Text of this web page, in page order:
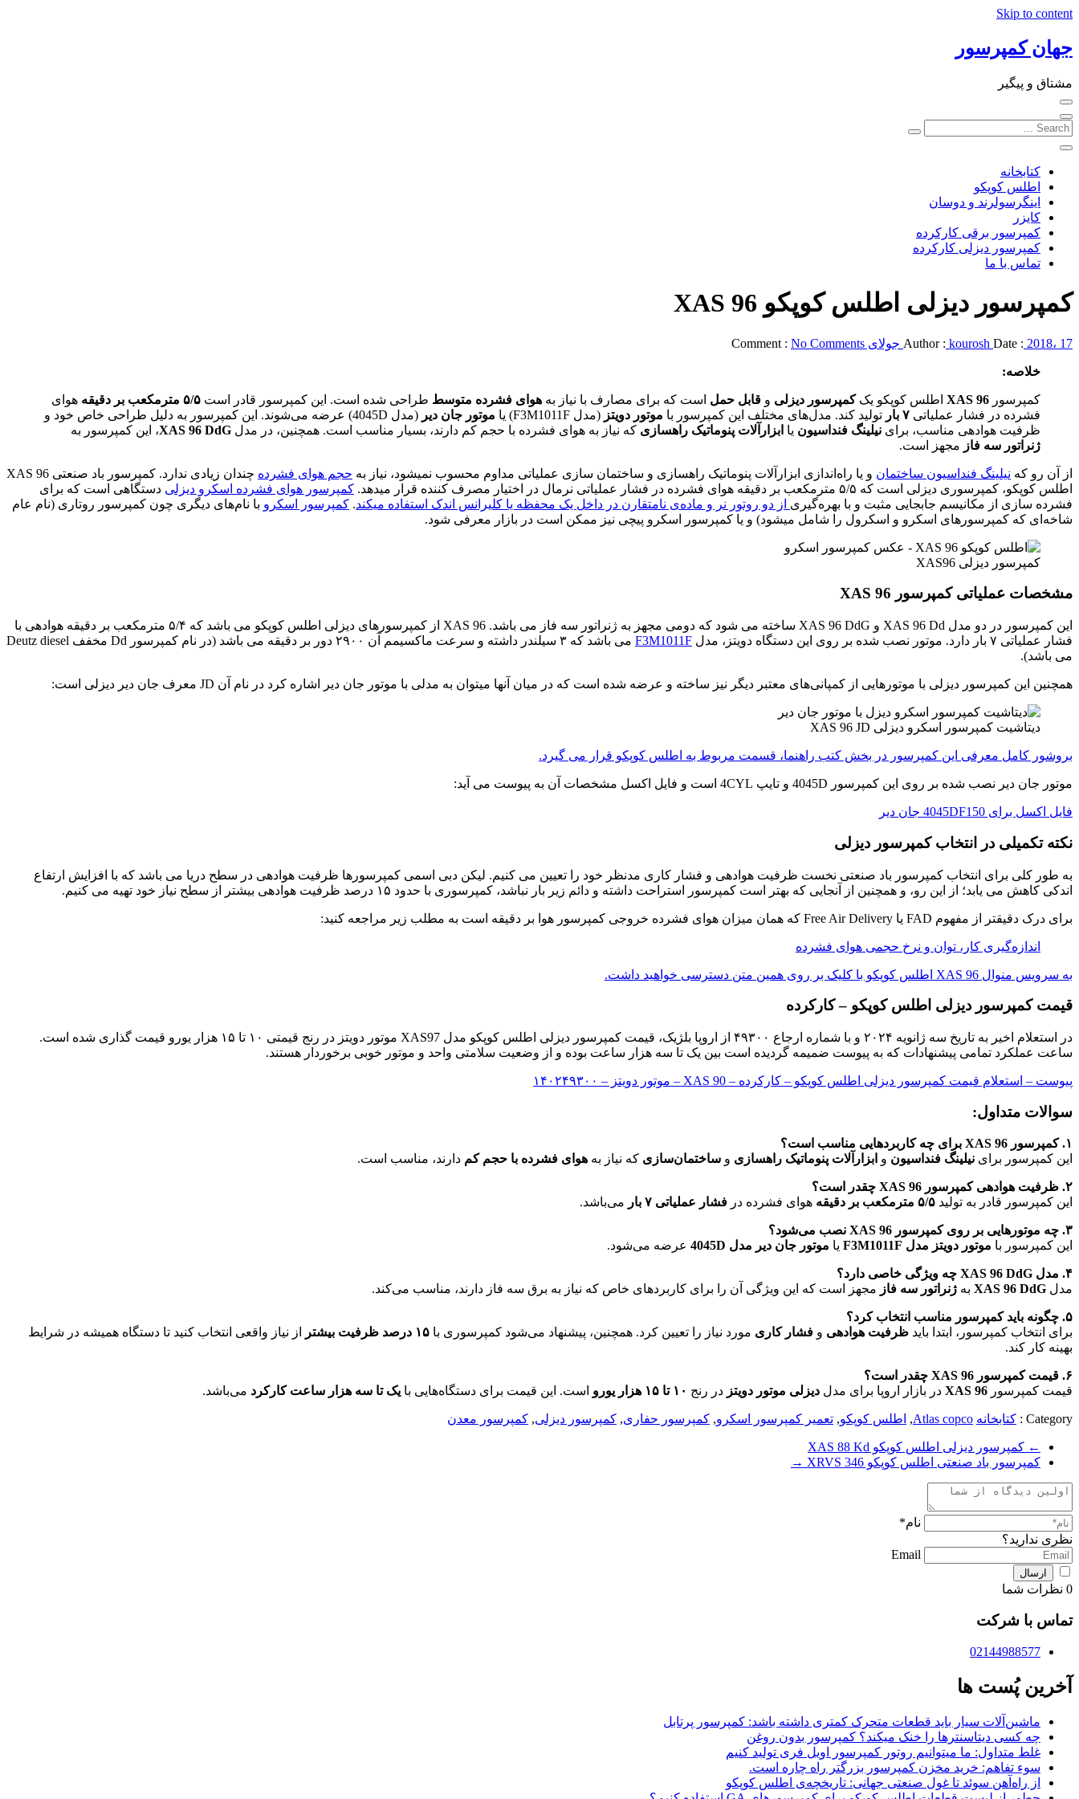
Skip to content
جهان کمپرسور
مشتاق و پیگیر
کتابخانه
اطلس کوپکو
اینگرسولرند و دوسان
کایزر
کمپرسور برقی کارکرده
کمپرسور دیزلی کارکرده
تماس با ما
کمپرسور دیزلی اطلس کوپکو XAS 96
Author : kourosh Date : 2018، 17 جولای Comment : No Comments
خلاصه:
کمپرسور XAS 96 اطلس کوپکو یککمپرسور دیزلی و قابل حمل است که برای مصارف با نیاز به هوای فشرده متوسط طراحی شده است. این کمپرسور قادر است ۵/۵ مترمکعب بر دقیقه
هوای
فشرده در فشار عملیاتی ۷ بار تولید کند. مدل‌های مختلف این کمپرسور با موتور دویتز (مدل F3M1011F) یا موتور جان دیر
(مدل 4045D) عرضه می‌شوند. این کمپرسور به دلیل طراحی خاص خود و
ظرفیت هوادهی مناسب، برای نیلینگ فنداسیون یا ابزارآلات پنوماتیک راهسازی که نیاز به هوای فشرده با حجم کم دارند، بسیار مناسب است. همچنین، در مدل XAS 96 DdG، این کمپرسور به
ژنراتور سه فاز مجهز است.
از آن رو که نیلینگ فنداسیون ساختمان و یا راه‌اندازی ابزارآلات پنوماتیک راهسازی و ساختمان سازی عملیاتی مداوم محسوب نمیشود، نیاز به حجم هوای فشرده
چندان زیادی ندارد. کمپرسور باد صنعتی XAS 96
اطلس کوپکو، کمپرسوری دیزلی است که ۵/۵ مترمکعب بر دقیقه هوای فشرده در فشار عملیاتی نرمال در اختیار مصرف کننده قرار میدهد.
کمپرسور هوای فشرده اسکرو دیزلی دستگاهی است که برای
فشرده سازی از مکانیسم جابجایی مثبت و با بهره‌گیری از دو روتور نر و ماده‌ی نامتقارن در داخل یک محفظه یا کلیرانس اندک استفاده میکند. کمپرسور اسکرو با نام‌های دیگری چون کمپرسور روتاری (نام عام
شاخه‌ای که کمپرسورهای اسکرو و اسکرول را شامل میشود) و یا کمپرسور اسکرو پیچی نیز ممکن است در بازار معرفی شود.
کمپرسور دیزلی XAS96
مشخصات عملیاتی کمپرسور XAS 96
این کمپرسور در دو مدل XAS 96 Dd و XAS 96 DdG ساخته می شود که دومی مجهز به ژنراتور سه فاز می باشد. XAS 96 از کمپرسورهای دیزلی اطلس کوپکو می باشد که ۵/۴ مترمکعب بر دقیقه هوادهی با
فشار عملیاتی ۷ بار دارد. موتور نصب شده بر روی این دستگاه دویتز، مدل
F3M1011F
می باشد که ۳ سیلندر داشته و سرعت ماکسیمم آن ۲۹۰۰ دور بر دقیقه می باشد (در نام کمپرسور Dd مخفف Deutz diesel
می باشد).
همچنین این کمپرسور دیزلی با موتورهایی از کمپانی‌های معتبر دیگر نیز ساخته و عرضه شده است که در میان آنها میتوان به مدلی با موتور جان دیر اشاره کرد در نام آن JD معرف جان دیر دیزلی است:
دیتاشیت کمپرسور اسکرو دیزلی XAS 96 JD
بروشور کامل معرفی این کمپرسور در بخش کتب راهنما،‌ قسمت مربوط به اطلس کوپکو قرار می گیرد.
موتور جان دیر نصب شده بر روی این کمپرسور 4045D و تایپ 4CYL است و فایل اکسل مشخصات آن به پیوست می آید:
فایل اکسل برای 4045DF150 جان دیر
نکته تکمیلی در انتخاب کمپرسور دیزلی
به طور کلی برای انتخاب کمپرسور باد صنعتی نخست ظرفیت هوادهی و فشار کاری مدنظر خود را تعیین می کنیم. لیکن دبی اسمی کمپرسورها ظرفیت هوادهی در سطح دریا می باشد که با افزایش ارتفاع
اندکی کاهش می یابد؛ از این رو، و همچنین از آنجایی که بهتر است کمپرسور استراحت داشته و دائم زیر بار نباشد،‌ کمپرسوری با حدود ۱۵ درصد ظرفیت هوادهی بیشتر از سطح نیاز خود تهیه می کنیم.
برای درک دقیقتر از مفهوم FAD یا Free Air Delivery که همان میزان هوای فشرده خروجی کمپرسور هوا بر دقیقه است به مطلب زیر مراجعه کنید:
اندازه‌گیری کار، توان و نرخ حجمی هوای فشرده
به سرویس منوال XAS 96 اطلس کوپکو با کلیک بر روی همین متن دسترسی خواهید داشت.
قیمت کمپرسور دیزلی اطلس کوپکو – کارکرده
در استعلام اخیر به تاریخ سه ژانویه ۲۰۲۴ و با شماره‌ ارجاع ۴۹۳۰۰ از اروپا بلژیک، قیمت کمپرسور دیزلی اطلس کوپکو مدل XAS97 موتور دویتز در رنج قیمتی ۱۰ تا ۱۵ هزار یورو قیمت گذاری شده است.
ساعت عملکرد تمامی پیشنهادات که به پیوست ضمیمه گردیده است بین یک تا سه هزار ساعت بوده و از وضعیت سلامتی واحد و موتور خوبی برخوردار هستند.
پیوست – استعلام قیمت کمپرسور دیزلی اطلس کوپکو – کارکرده – XAS 90 – موتور دویتز – ۱۴۰۲۴۹۳۰۰
سوالات متداول:
۱. کمپرسور XAS 96 برای چه کاربردهایی مناسب است؟
این کمپرسور برای نیلینگ فنداسیون و ابزارآلات پنوماتیک راهسازی و ساختمان‌سازی که نیاز به هوای فشرده با حجم کم دارند، مناسب است.
۲. ظرفیت هوادهی کمپرسور XAS 96 چقدر است؟
این کمپرسور قادر به تولید ۵/۵ مترمکعب بر دقیقه هوای فشرده در فشار عملیاتی ۷ بار می‌باشد.
۳. چه موتورهایی بر روی کمپرسور XAS 96 نصب می‌شود؟
این کمپرسور با موتور دویتز مدل F3M1011F یا موتور جان دیر مدل 4045D عرضه می‌شود.
۴. مدل XAS 96 DdG چه ویژگی خاصی دارد؟
مدل XAS 96 DdG به ژنراتور سه فاز مجهز است که این ویژگی آن را برای کاربردهای خاص که نیاز به برق سه فاز دارند، مناسب می‌کند.
۵. چگونه باید کمپرسور مناسب انتخاب کرد؟
برای انتخاب کمپرسور، ابتدا باید ظرفیت هوادهی و فشار کاری مورد نیاز را تعیین کرد. همچنین، پیشنهاد می‌شود کمپرسوری با ۱۵ درصد ظرفیت بیشتر
از نیاز واقعی انتخاب کنید تا دستگاه همیشه در شرایط
بهینه کار کند.
۶. قیمت کمپرسور XAS 96 چقدر است؟
قیمت کمپرسور XAS 96 در بازار اروپا برای مدل دیزلی موتور دویتز در رنج ۱۰ تا ۱۵ هزار یورو است. این قیمت برای دستگاه‌هایی با یک تا سه هزار ساعت کارکرد می‌باشد.
Category : کتابخانه Atlas copco
, اطلس کوپکو, تعمیر کمپرسور اسکرو, کمپرسور حفاری, کمپرسور دیزلی, کمپرسور معدن
← کمپرسور دیزلی اطلس کوپکو XAS 88 Kd
کمپرسور باد صنعتی اطلس کوپکو XRVS 346
→
نام*
نظری ندارید؟
Email
0 نظرات شما
تماس با شرکت
02144988577
آخرین پُست ها
ماشین‌آلات سیار باید قطعات متحرک کمتری داشته باشد: کمپرسور پرتابل
چه کسی دیتاسنترها را خنک میکند؟ کمپرسور بدون روغن
غلط متداول: ما میتوانیم روتور کمپرسور اویل فری تولید کنیم
سوء تفاهم: خرید مخزن کمپرسور بزرگتر راه چاره است.
از راه‌آهن سوئد تا غول صنعتی جهانی: تاریخچه‌ی اطلس کوپکو